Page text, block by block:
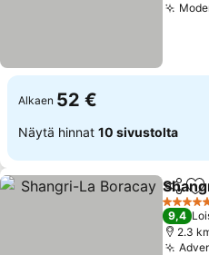
Alkaen 52 €
Näytä hinnat 10 sivustolta
Jaa
5
9,4
2.3